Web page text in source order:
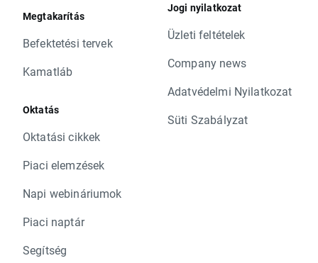
Megtakarítás
Befektetési tervek
Kamatláb
Oktatás
Oktatási cikkek
Piaci elemzések
Napi webináriumok
Piaci naptár
Segítség
Jogi nyilatkozat
Üzleti feltételek
Company news
Adatvédelmi Nyilatkozat
Süti Szabályzat